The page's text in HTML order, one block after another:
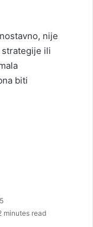
nije
strategije ili
biti
minutes read